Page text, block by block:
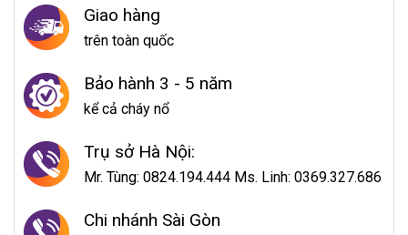
Giao hàng
trên toàn quốc
Bảo hành 3 - 5 năm
kể cả cháy nổ
Trụ sở Hà Nội:
Mr. Tùng: 0824.194.444 Ms. Linh: 0369.327.686
Chi nhánh Sài Gòn